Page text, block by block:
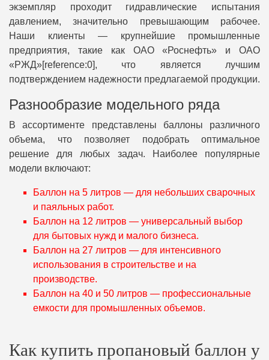
экземпляр проходит гидравлические испытания
давлением, значительно превышающим рабочее.
Наши клиенты — крупнейшие промышленные
предприятия, такие как ОАО «Роснефть» и ОАО
«РЖД»[reference:0], что является лучшим
подтверждением надежности предлагаемой продукции.
Разнообразие модельного ряда
В ассортименте представлены баллоны различного
объема, что позволяет подобрать оптимальное
решение для любых задач. Наиболее популярные
модели включают:
Баллон на 5 литров — для небольших сварочных
и паяльных работ.
Баллон на 12 литров — универсальный выбор
для бытовых нужд и малого бизнеса.
Баллон на 27 литров — для интенсивного
использования в строительстве и на
производстве.
Баллон на 40 и 50 литров — профессиональные
емкости для промышленных объемов.
Как купить пропановый баллон у